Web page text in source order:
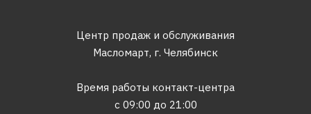
Центр продаж и обслуживания
Масломарт, г. Челябинск
Время работы контакт-центра
с 09:00 до 21:00